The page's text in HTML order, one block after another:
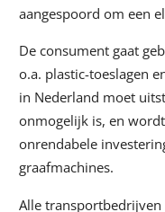
aangespoord om een
De consument gaat
o.a. plastic-toeslagen
in Nederland moet
onmogelijk is, en
onrendabele
graafmachines.
Alle